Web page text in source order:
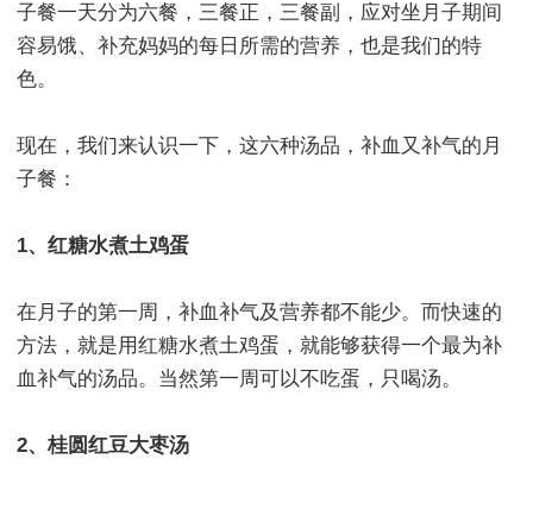
子餐一天分为六餐，三餐正，三餐副，应对坐月子期间
容易饿、补充妈妈的每日所需的营养，也是我们的特
色。
现在，我们来认识一下，这六种汤品，补血又补气的月
子餐：
1、红糖水煮土鸡蛋
在月子的第一周，补血补气及营养都不能少。而快速的
方法，就是用红糖水煮土鸡蛋，就能够获得一个最为补
血补气的汤品。当然第一周可以不吃蛋，只喝汤。
2、桂圆红豆大枣汤